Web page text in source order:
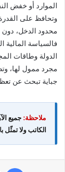
الموارد أو خفض
وتحافظ على
محدود الدخل، دون
فالسياسة
الدولة وطاقات
مجرد ممول لها،
جباية تبحث عن
ملاحظة: جميع
الكاتب ولا تمثّل